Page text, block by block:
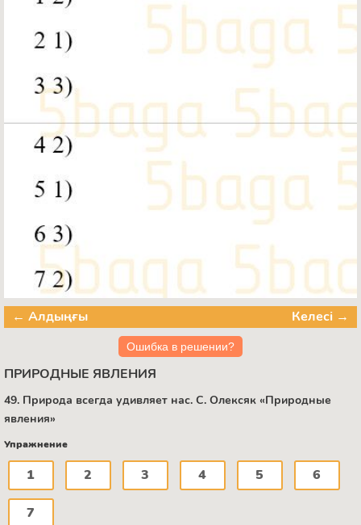
← Алдыңғы Келесі →
Ошибка в решении?
ПРИРОДНЫЕ ЯВЛЕНИЯ
49. Природа всегда удивляет нас. С. Олексяк «Природные
явления»
Упражнение
1 2 3 4 5 6
7